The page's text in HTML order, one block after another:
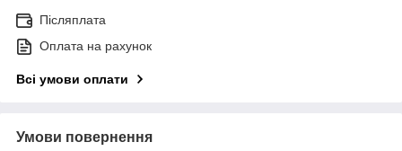
Післяплата
Оплата на рахунок
Всі умови оплати
Умови повернення